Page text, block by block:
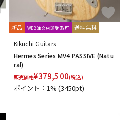
新品 WEB注文店頭受取可 送料無料
Kikuchi Guitars
Hermes Series MV4 PASSIVE (Natu
ral)
販売価格¥379,500(税込)
ポイント：1%(3450pt)